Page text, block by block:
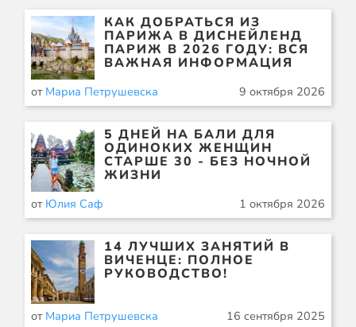
КАК ДОБРАТЬСЯ ИЗ
ПАРИЖА В ДИСНЕЙЛЕНД
ПАРИЖ В 2026 ГОДУ: ВСЯ
ВАЖНАЯ ИНФОРМАЦИЯ
от Мариа Петрушевска 9 октября 2026
5 ДНЕЙ НА БАЛИ ДЛЯ
ОДИНОКИХ ЖЕНЩИН
СТАРШЕ 30 - БЕЗ НОЧНОЙ
ЖИЗНИ
от Юлия Саф 1 октября 2026
14 ЛУЧШИХ ЗАНЯТИЙ В
ВИЧЕНЦЕ: ПОЛНОЕ
РУКОВОДСТВО!
от Мариа Петрушевска 16 сентября 2025